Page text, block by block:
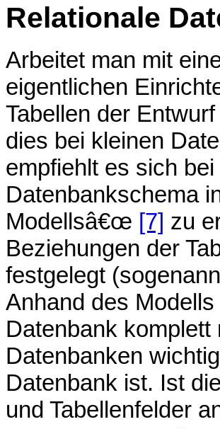
Relationale
Arbeitet man mit
eigentlichen
Tabellen der
dies bei kleinen
empfiehlt es sich
Datenbankschema
Modellsâ€œ [7] zu
Beziehungen der
festgelegt
Anhand des
Datenbank
Datenbanken
Datenbank ist. Ist
und Tabellenfelder